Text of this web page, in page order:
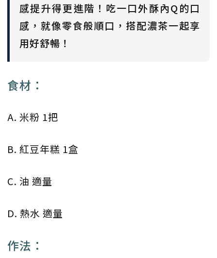
感提升得更進階！吃一口外酥內Q的口
感，就像零食般順口，搭配濃茶一起享
用好舒暢！
食材：
A. 米粉 1把
B. 紅豆年糕 1盒
C. 油 適量
D. 熱水 適量
作法：